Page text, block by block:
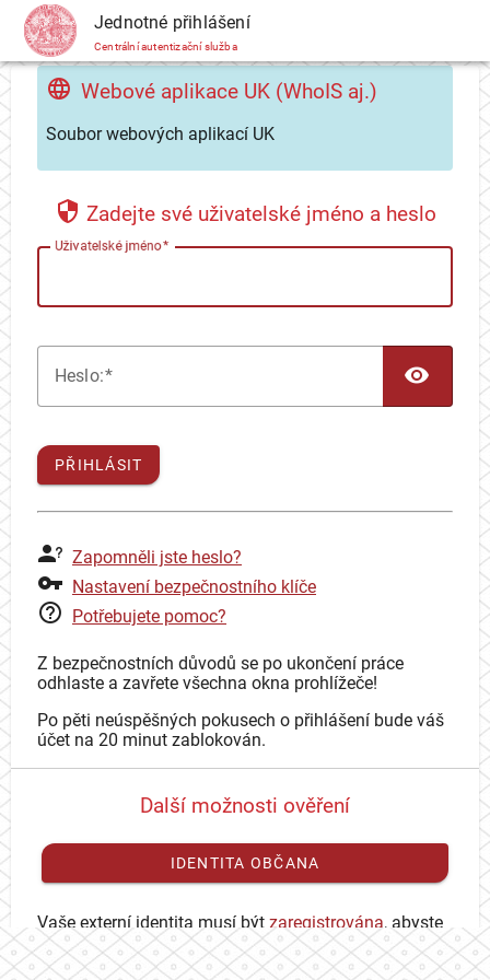
CAS Jednotné přihlášení
Centrální autentizační služba
Webové aplikace UK (WhoIS aj.)
Soubor webových aplikací UK
Zadejte své uživatelské jméno a heslo
Uživatelské jméno
Heslo:
PŘIHLÁSIT
Zapomněli jste heslo?
Nastavení bezpečnostního klíče
Potřebujete pomoc?
Z bezpečnostních důvodů se po ukončení práce
odhlaste a zavřete všechna okna prohlížeče!
Po pěti neúspěšných pokusech o přihlášení bude váš
účet na 20 minut zablokován.
Další možnosti ověření
IDENTITA OBČANA
Vaše externí identita musí být zaregistrována, abyste
se mohli přihlásit ke svému CAS účtu.